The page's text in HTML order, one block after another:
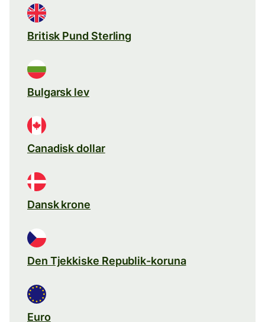
Britisk Pund Sterling
Bulgarsk lev
Canadisk dollar
Dansk krone
Den Tjekkiske Republik-koruna
Euro